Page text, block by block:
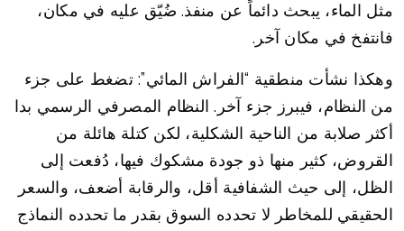
مثل الماء، يبحث دائماً عن منفذ. ضُيّق عليه في مكان،
فانتفخ في مكان آخر.
وهكذا نشأت منطقية “الفراش المائي”: تضغط على جزء
من النظام، فيبرز جزء آخر. النظام المصرفي الرسمي بدا
أكثر صلابة من الناحية الشكلية، لكن كتلة هائلة من
القروض، كثير منها ذو جودة مشكوك فيها، دُفعت إلى
الظل، إلى حيث الشفافية أقل، والرقابة أضعف، والسعر
الحقيقي للمخاطر لا تحدده السوق بقدر ما تحدده النماذج